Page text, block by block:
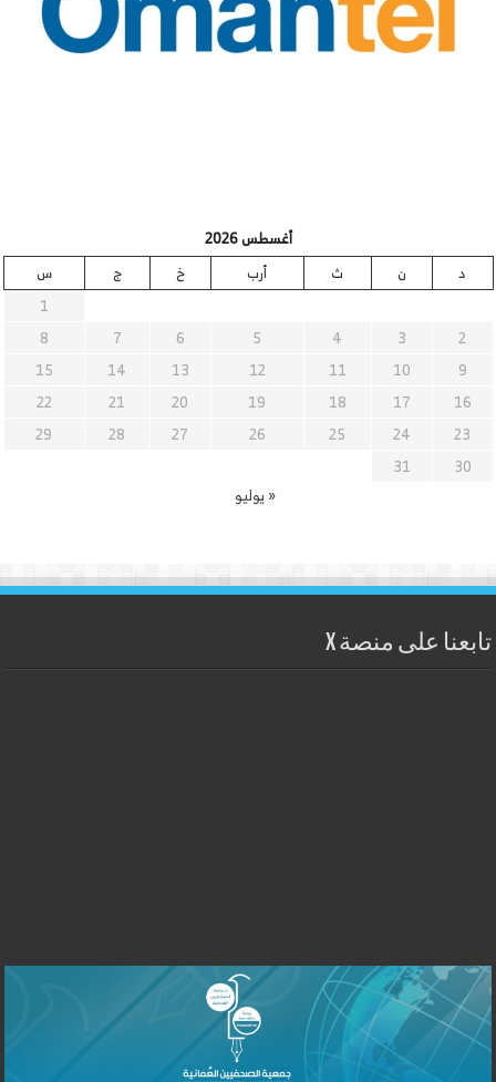
أغسطس 2026
د
ن ث أرب خ ج
س
1
2
3
4
5
6
7
8
9
10
11
12
13
14
15
16
17
18
19
20
21
22
23
24
25
26
27
28
29
30
31
« يوليو
تابعنا على منصة X